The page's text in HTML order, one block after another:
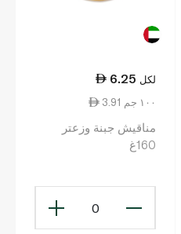
6.25 لكل
3.91 ١٠٠ جم
مناقيش جبنة وزعتر
160غ
0